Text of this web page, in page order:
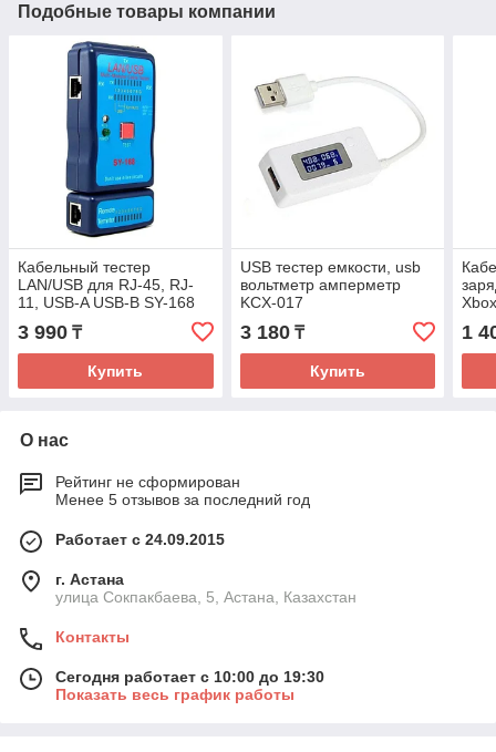
Подобные товары компании
Кабельный тестер
LAN/USB для RJ-45, RJ-
11, USB-A USB-B SY-168
3 990 ₸
Купить
USB тестер емкости, usb
вольтметр амперметр
KCX-017
3 180₸
Купить
1
О нас
Рейтинг не сформирован
Менее 5 отзывов за последний год
Работает с 24.09.2015
г. Астана
улица Сокпакбаева, 5, Астана, Казахстан
Контакты
Сегодня работает с 10:00 до 19:30
Показать весь график работы